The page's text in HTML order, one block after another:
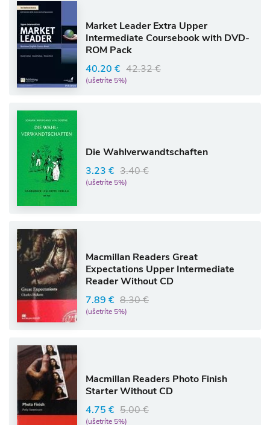
Market Leader Extra Upper
Intermediate Coursebook with DVD-
ROM Pack
40.20 € 42.32 €
(ušetríte 5%)
Die Wahlverwandtschaften
3.23 € 3.40 €
(ušetríte 5%)
Macmillan Readers Great
Expectations Upper Intermediate
Reader Without CD
7.89 € 8.30 €
(ušetríte 5%)
Macmillan Readers Photo Finish
Starter Without CD
4.75 € 5.00 €
(ušetríte 5%)